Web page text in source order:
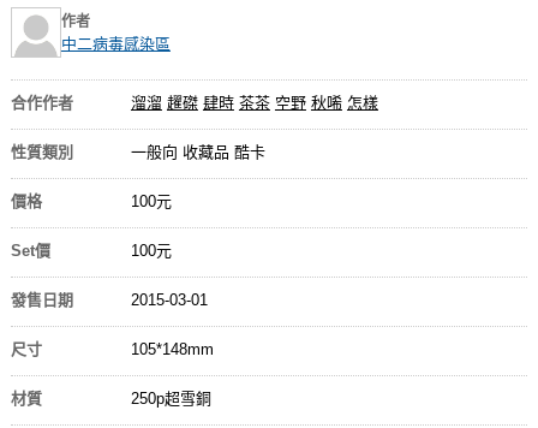
作者
中二病毒感染區
合作作者 溜溜 趯磔 肆時 茶茶 空野 秋唏 怎樣
性質類別 一般向 收藏品 酷卡
價格 100元
Set價 100元
發售日期 2015-03-01
尺寸 105*148mm
材質 250p超雪銅